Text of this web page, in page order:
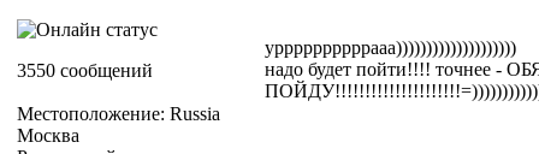
3550 сообщений
Местоположение: Russia
Москва
уррррррррррааа))))))))))))))))))))
надо будет пойти!!!! точнее -